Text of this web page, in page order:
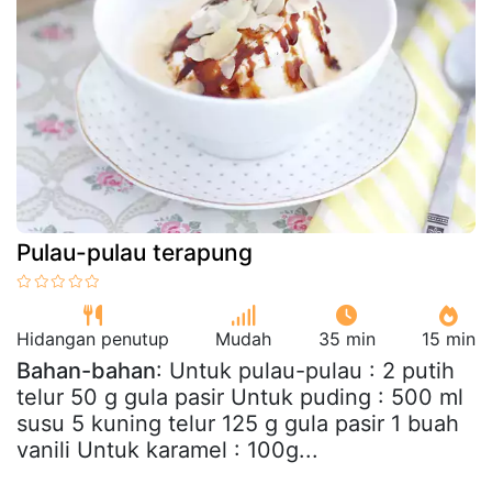
Pulau-pulau terapung
Hidangan penutup Mudah 35 min 15 min
Bahan-bahan: Untuk pulau-pulau : 2 putih
telur 50 g gula pasir Untuk puding : 500 ml
susu 5 kuning telur 125 g gula pasir 1 buah
vanili Untuk karamel : 100g...